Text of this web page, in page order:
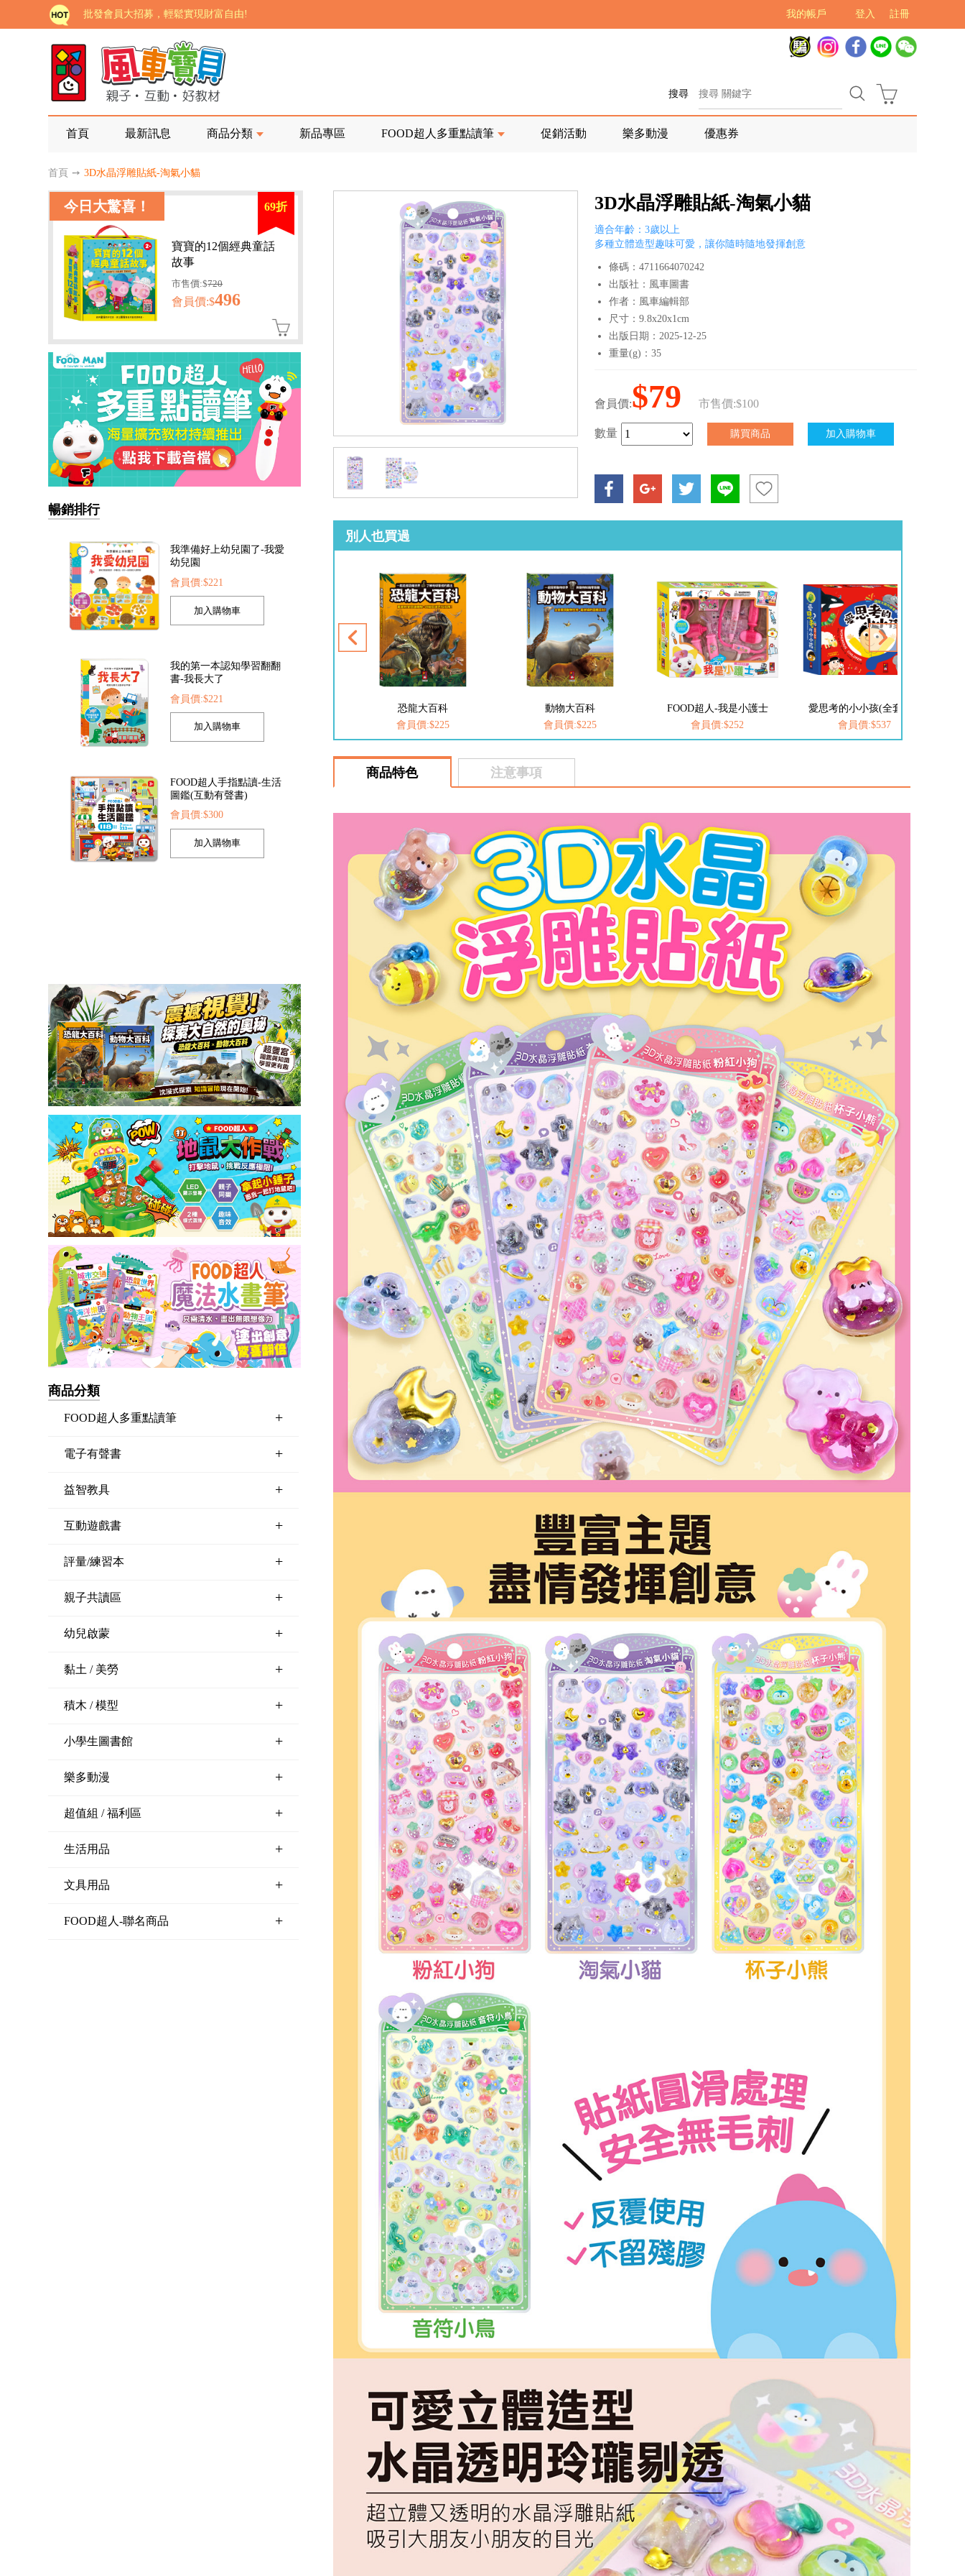
註冊
登入
我的帳戶
批發會員大招募，輕鬆實現財富自由!
如需更改或重開發票 需在訂單成立三天內通知客服 寄回發票需附上回郵郵票
老師您好!!幼教會員火熱招募中~
海外購物免煩惱！點我查看『海外購物流程說明』
家長樂了!「風車書版集團暨FOOD超人企業總部」目前正興建中!
老師您好!!幼教會員火熱招募中~
海外購物免煩惱！點我查看『海外購物流程說明』
搜尋
首頁 最新訊息 商品分類 新品專區 FOOD超人多重點讀筆 促銷活動 樂多動漫 優惠券
首頁 ➙ 3D水晶浮雕貼紙-淘氣小貓
今日大驚喜！ 69折
寶寶的12個經典童話
故事
市售價:$720
會員價:$496
暢銷排行
幼兒園
書-我長大了
圖鑑(互動有聲書)
商品分類
FOOD超人多重點讀筆 +
電子有聲書 +
益智教具 +
互動遊戲書 +
評量/練習本 +
親子共讀區 +
幼兒啟蒙 +
黏土 / 美勞 +
積木 / 模型 +
小學生圖書館 +
樂多動漫 +
超值組 / 福利區 +
生活用品 +
文具用品 +
FOOD超人-聯名商品 +
3D水晶浮雕貼紙-淘氣小貓
適合年齡：3歲以上
多種立體造型趣味可愛，讓你隨時隨地發揮創意
條碼：4711664070242
出版社：風車圖書
作者：風車編輯部
尺寸：9.8x20x1cm
出版日期：2025-12-25
重量(g)：35
會員價:$79 市售價:$100
數量
別人也買過
FOOD超人夢幻泡泡槍
會員價:$205
動物大百科
會員價:$225
FOOD超人-我是小護士
會員價:$252
愛思考的小小孩(全套8冊)
會員價:$537
FOOD超人-我是小醫生
會員價:$252
商品特色 注意事項